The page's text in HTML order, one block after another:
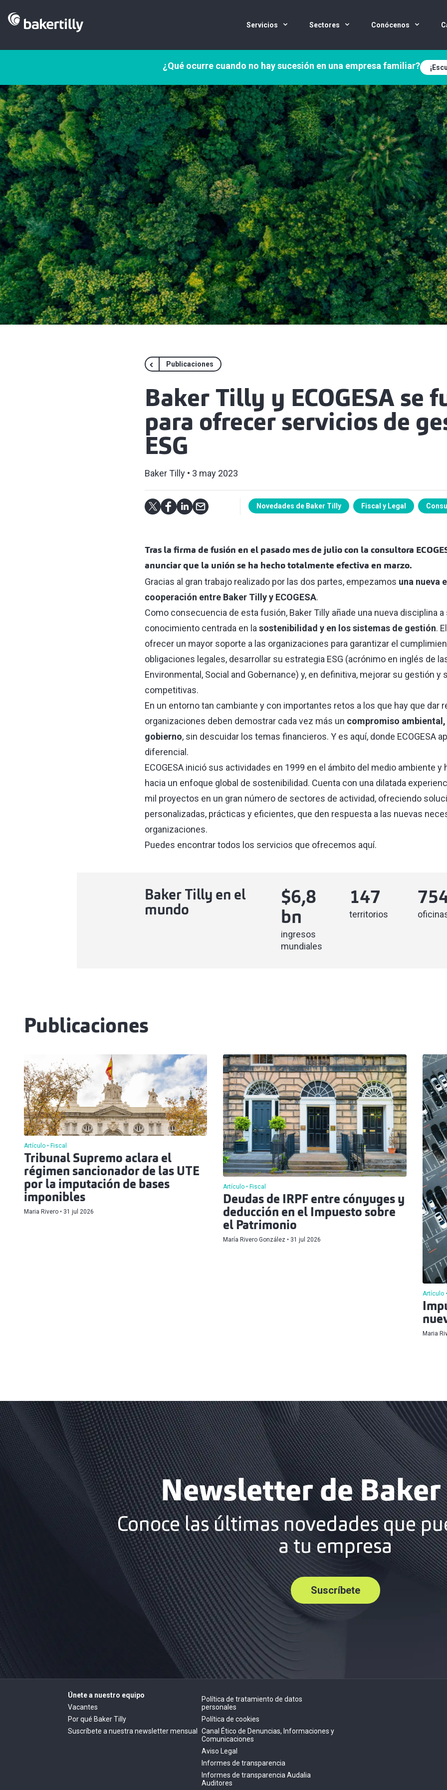
Servicios Sectores Conócenos
¿Qué ocurre cuando no hay sucesión en una empresa familiar?
Publicaciones
Baker Tilly y ECOGESA se
para ofrecer servicios de
ESG
Baker Tilly 3 may 2023
Novedades de Baker Tilly Fiscal y Legal
Tras la firma de fusión en el pasado mes de julio con la consultora
anunciar que la unión se ha hecho totalmente efectiva en marzo.
Gracias al gran trabajo realizado por las dos partes, empezamos una nueva
cooperación entre Baker Tilly y ECOGESA.
Como consecuencia de esta fusión, Baker Tilly añade una nueva disciplina a
conocimiento centrada en la sostenibilidad y en los sistemas de gestión.
ofrecer un mayor soporte a las organizaciones para garantizar el
obligaciones legales, desarrollar su estrategia ESG (acrónimo en inglés de
Environmental, Social and Gobernance) y, en definitiva, mejorar su gestión y
competitivas.
En un entorno tan cambiante y con importantes retos a los que hay que dar
organizaciones deben demostrar cada vez más un compromiso ambiental,
gobierno, sin descuidar los temas financieros. Y es aquí, donde ECOGESA
diferencial.
ECOGESA inició sus actividades en 1999 en el ámbito del medio ambiente y
hacia un enfoque global de sostenibilidad. Cuenta con una dilatada
mil proyectos en un gran número de sectores de actividad, ofreciendo
personalizadas, prácticas y eficientes, que den respuesta a las nuevas
organizaciones.
Puedes encontrar todos los servicios que ofrecemos aquí.
Baker Tilly en el
mundo
$6,8
bn
ingresos
mundiales
147
territorios
Publicaciones
Artículo Fiscal
Tribunal Supremo aclara el
régimen sancionador de las UTE
por la imputación de bases
imponibles
Maria Rivero 31 jul 2026
Artículo Fiscal
Deudas de IRPF entre cónyuges y
deducción en el Impuesto sobre
el Patrimonio
María Rivero González 31 jul 2026
Artículo
Maria
Newsletter de
Conoce las últimas novedades que
a tu empresa
Suscríbete
Únete a nuestro equipo
Vacantes
Por qué Baker Tilly
Suscríbete a nuestra newsletter mensual
Política de tratamiento de datos
personales
Política de cookies
Canal Ético de Denuncias, Informaciones y
Comunicaciones
Aviso Legal
Informes de transparencia
Informes de transparencia Audalia
Auditores